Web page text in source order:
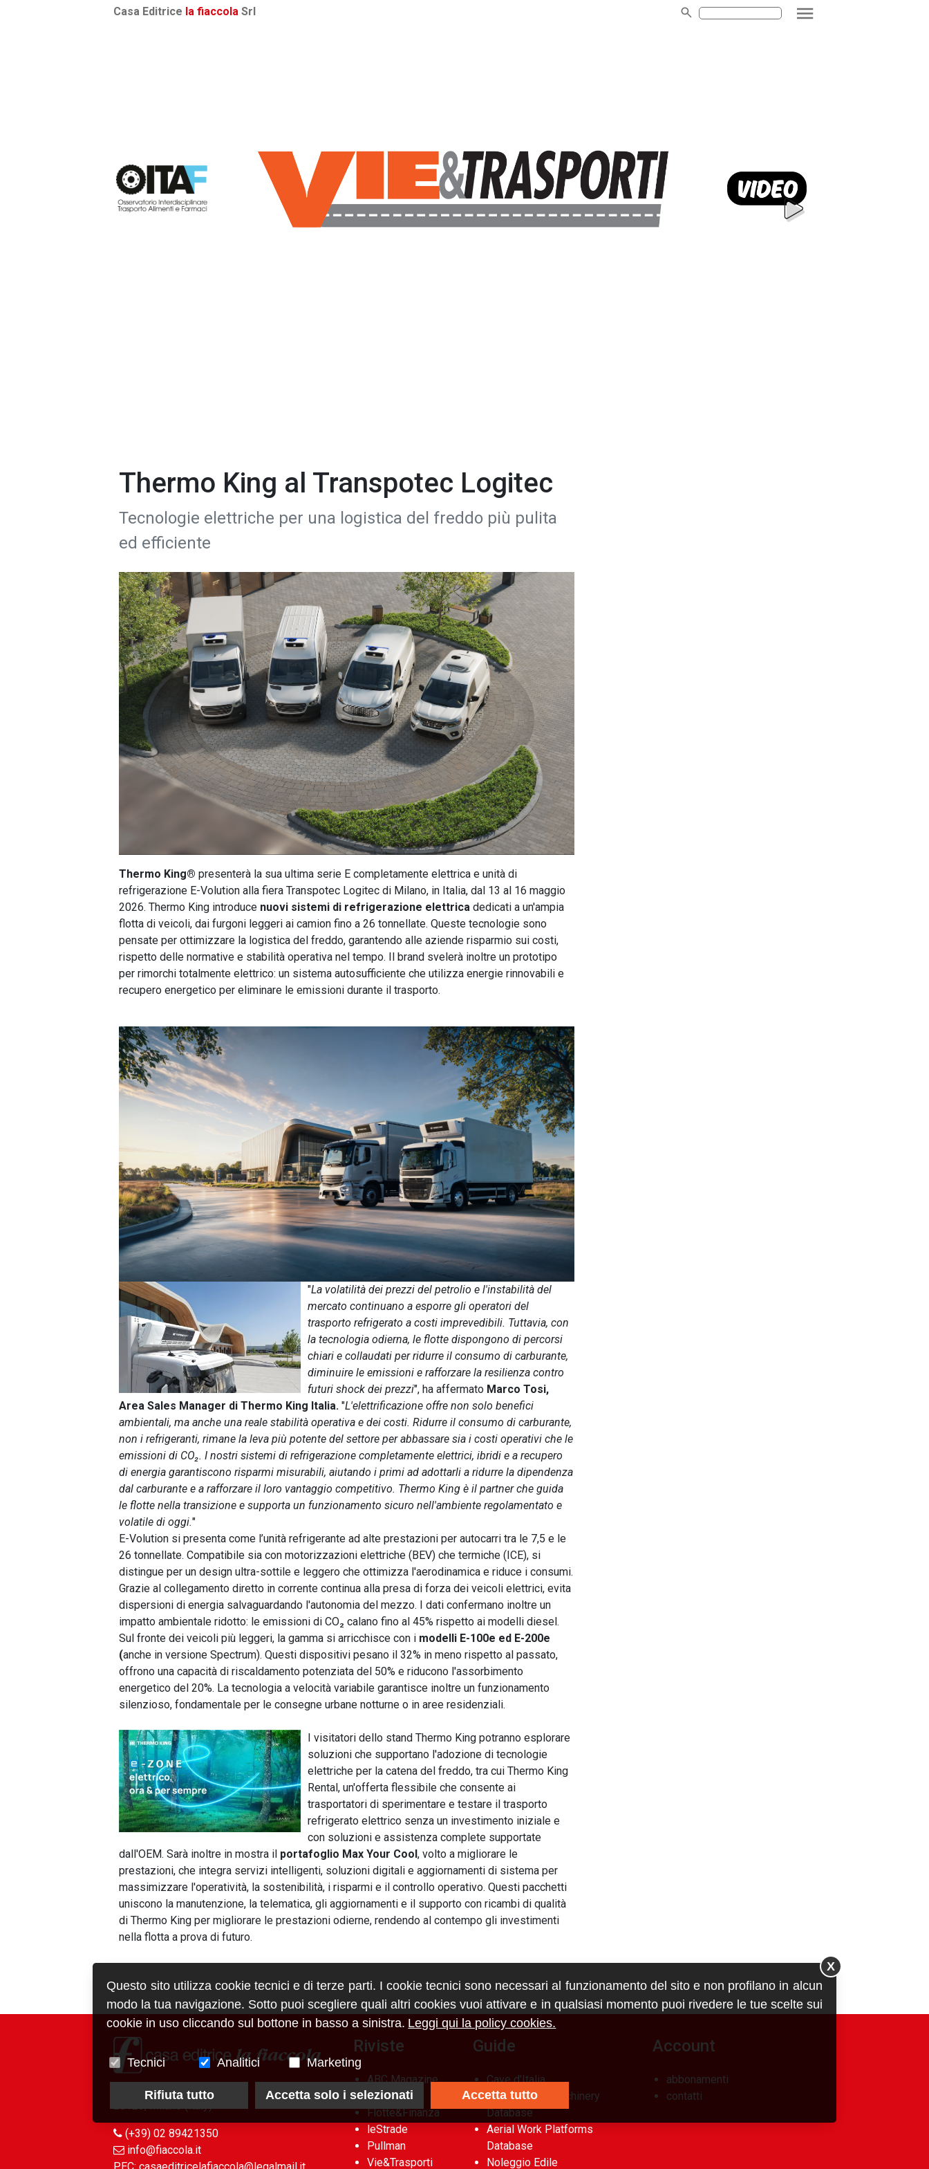
Casa Editrice la fiaccola Srl
Thermo King al Transpotec Logitec
Tecnologie elettriche per una logistica del freddo più pulita
ed efficiente
Thermo King® presenterà la sua ultima serie E completamente elettrica e unità di
refrigerazione E-Volution alla fiera Transpotec Logitec di Milano, in Italia, dal 13 al 16 maggio
2026. Thermo King introduce nuovi sistemi di refrigerazione elettrica dedicati a un'ampia
flotta di veicoli, dai furgoni leggeri ai camion fino a 26 tonnellate. Queste tecnologie sono
pensate per ottimizzare la logistica del freddo, garantendo alle aziende risparmio sui costi,
rispetto delle normative e stabilità operativa nel tempo. Il brand svelerà inoltre un prototipo
per rimorchi totalmente elettrico: un sistema autosufficiente che utilizza energie rinnovabili e
recupero energetico per eliminare le emissioni durante il trasporto.
"La volatilità dei prezzi del petrolio e l'instabilità del
mercato continuano a esporre gli operatori del
trasporto refrigerato a costi imprevedibili. Tuttavia, con
la tecnologia odierna, le flotte dispongono di percorsi
chiari e collaudati per ridurre il consumo di carburante,
diminuire le emissioni e rafforzare la resilienza contro
futuri shock dei prezzi", ha affermato Marco Tosi,
Area Sales Manager di Thermo King Italia. "L'elettrificazione offre non solo benefici
ambientali, ma anche una reale stabilità operativa e dei costi. Ridurre il consumo di carburante,
non i refrigeranti, rimane la leva più potente del settore per abbassare sia i costi operativi che le
emissioni di CO₂. I nostri sistemi di refrigerazione completamente elettrici, ibridi e a recupero
di energia garantiscono risparmi misurabili, aiutando i primi ad adottarli a ridurre la dipendenza
dal carburante e a rafforzare il loro vantaggio competitivo. Thermo King è il partner che guida
le flotte nella transizione e supporta un funzionamento sicuro nell'ambiente regolamentato e
volatile di oggi."
E-Volution si presenta come l’unità refrigerante ad alte prestazioni per autocarri tra le 7,5 e le
26 tonnellate. Compatibile sia con motorizzazioni elettriche (BEV) che termiche (ICE), si
distingue per un design ultra-sottile e leggero che ottimizza l'aerodinamica e riduce i consumi.
Grazie al collegamento diretto in corrente continua alla presa di forza dei veicoli elettrici, evita
dispersioni di energia salvaguardando l'autonomia del mezzo. I dati confermano inoltre un
impatto ambientale ridotto: le emissioni di CO₂ calano fino al 45% rispetto ai modelli diesel.
Sul fronte dei veicoli più leggeri, la gamma si arricchisce con i modelli E-100e ed E-200e
(anche in versione Spectrum). Questi dispositivi pesano il 32% in meno rispetto al passato,
offrono una capacità di riscaldamento potenziata del 50% e riducono l'assorbimento
energetico del 20%. La tecnologia a velocità variabile garantisce inoltre un funzionamento
silenzioso, fondamentale per le consegne urbane notturne o in aree residenziali.
I visitatori dello stand Thermo King potranno esplorare
soluzioni che supportano l'adozione di tecnologie
elettriche per la catena del freddo, tra cui Thermo King
Rental, un'offerta flessibile che consente ai
trasportatori di sperimentare e testare il trasporto
refrigerato elettrico senza un investimento iniziale e
con soluzioni e assistenza complete supportate
dall'OEM. Sarà inoltre in mostra il portafoglio Max Your Cool, volto a migliorare le
prestazioni, che integra servizi intelligenti, soluzioni digitali e aggiornamenti di sistema per
massimizzare l'operatività, la sostenibilità, i risparmi e il controllo operativo. Questi pacchetti
uniscono la manutenzione, la telematica, gli aggiornamenti e il supporto con ricambi di qualità
di Thermo King per migliorare le prestazioni odierne, rendendo al contempo gli investimenti
nella flotta a prova di futuro.
via Conca del Naviglio, 37
(+39) 02 89421350
info@fiaccola.it
PEC: casaeditricelafiaccola@legalmail.it
Riviste
ABC Magazine
Costruzioni
Flotte&Finanza
leStrade
Pullman
Vie&Trasporti
Guide
Cave d’Italia
Construction Machinery
Database
Aerial Work Platforms
Database
Noleggio Edile
Account
abbonamenti
contatti
Questo sito utilizza cookie tecnici e di terze parti. I cookie tecnici sono necessari al funzionamento del sito e non profilano in alcun
modo la tua navigazione. Sotto puoi scegliere quali altri cookies vuoi attivare e in qualsiasi momento puoi rivedere le tue scelte sui
cookie in uso cliccando sul bottone in basso a sinistra. Leggi qui la policy cookies.
Tecnici Analitici Marketing
Rifiuta tutto Accetta solo i selezionati Accetta tutto
X